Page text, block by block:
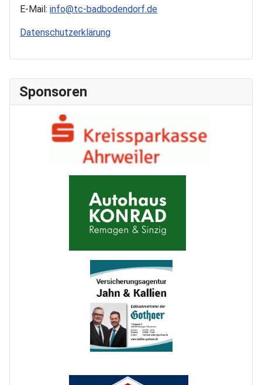
Sponsoren
E-Mail: info@tc-badbodendorf.de
Datenschutzerklärung